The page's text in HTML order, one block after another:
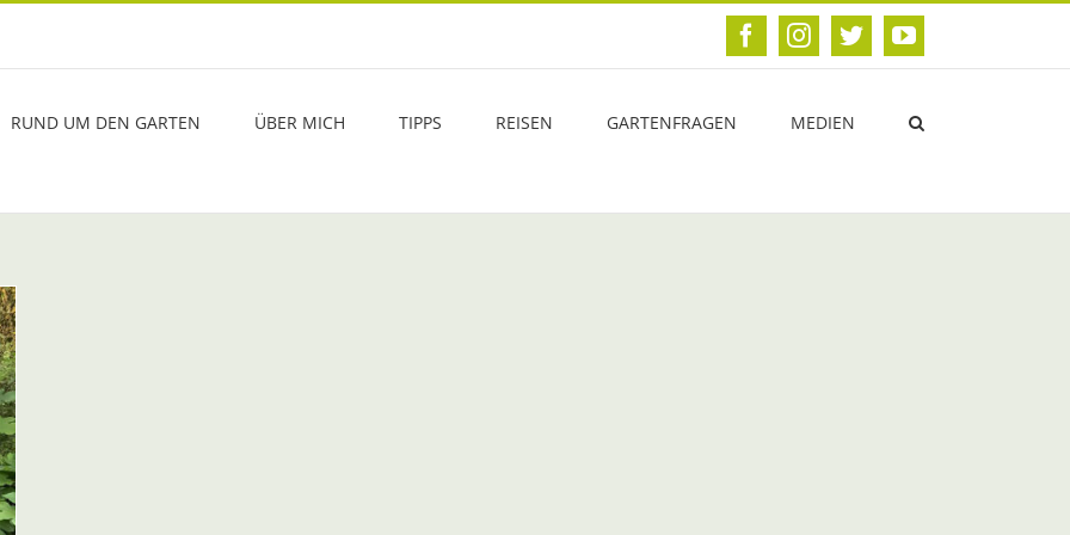
FacebookInstagram
TwitterYouTube
RUND UM DEN GARTEN ÜBER MICH TIPPS REISEN GARTENFRAGEN MEDIEN